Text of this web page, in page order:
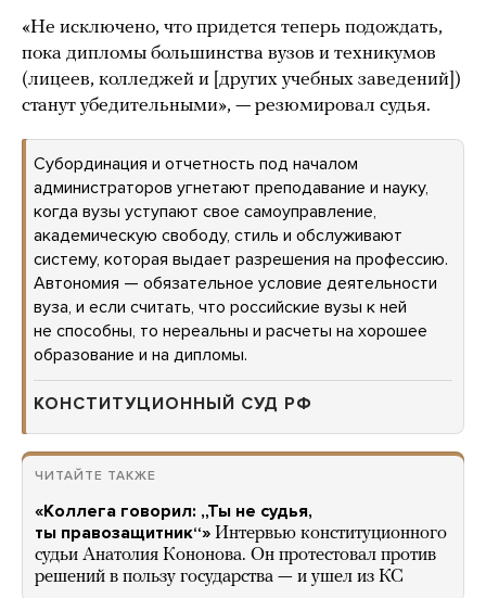
«Не исключено, что придется теперь подождать,
пока дипломы большинства вузов и техникумов
(лицеев, колледжей и [других учебных заведений])
станут убедительными», — резюмировал судья.
Субординация и отчетность под началом
администраторов угнетают преподавание и науку,
когда вузы уступают свое самоуправление,
академическую свободу, стиль и обслуживают
систему, которая выдает разрешения на профессию.
Автономия — обязательное условие деятельности
вуза, и если считать, что российские вузы к ней
не способны, то нереальны и расчеты на хорошее
образование и на дипломы.
КОНСТИТУЦИОННЫЙ СУД РФ
ЧИТАЙТЕ ТАКЖЕ
«Коллега говорил: „Ты не судья,
ты правозащитник“» Интервью конституционного
судьи Анатолия Кононова. Он протестовал против
решений в пользу государства — и ушел из КС